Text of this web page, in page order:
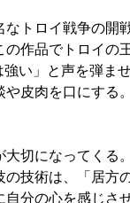
トロイ戦争の開
作品でトロイの
い」と声を弾
皮肉を口にす
切になってくる
技術は、「居方
分の心を感じさ